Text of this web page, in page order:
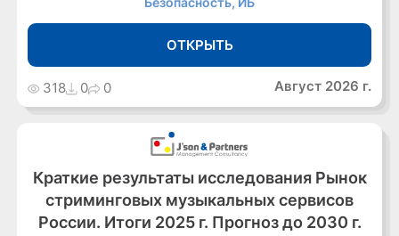
Безопасность, ИБ
ОТКРЫТЬ
318 0 0 Август 2026 г.
Краткие результаты исследования Рынок
стриминговых музыкальных сервисов
России. Итоги 2025 г. Прогноз до 2030 г.